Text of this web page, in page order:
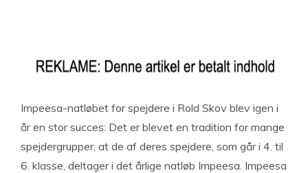
Impeesa-natløbet for spejdere i Rold Skov blev igen i
år en stor succes: Det er blevet en tradition for mange
spejdergrupper, at de af deres spejdere, som går i 4. til
6. klasse, deltager i det årlige natløb Impeesa. Impeesa